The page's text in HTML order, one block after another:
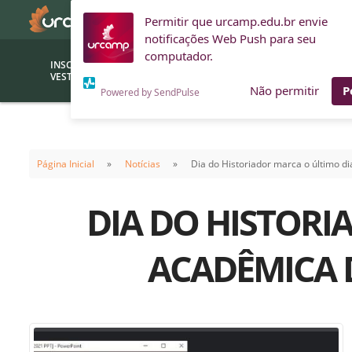
Permitir que urcamp.edu.br envie
notificações Web Push para seu
computador.
Powered by SendPulse Não permitir
INSCRIÇÕES
VESTIBULAR
BOLSAS E
(funcionários/professores)
PROUNI
Descontos
Saiba como ingressar na
URCAMP
Fale com um
Fiscal
Página Inicial Notícias Dia do Historiador marca o último
DIA DO
ACADÊMICA